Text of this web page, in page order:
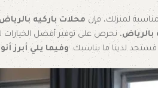
المناسبة لمنزلك، فإنمحلات باركيه بالرياض
، نحرص على توفير أفضل الخيارات
فستجد لدينا ما يناسبك.وفيما يلي أبرز